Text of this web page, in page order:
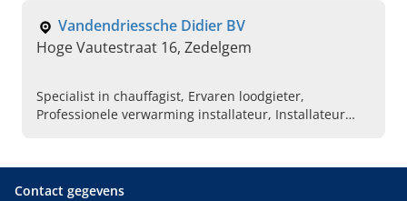
Vandendriessche Didier BV
Hoge Vautestraat 16, Zedelgem
Specialist in chauffagist, Ervaren loodgieter,
Professionele verwarming installateur, Installateur
ventilatiesystemen, Water ontharders, Onderhoud van
mazoutketels, Vloerverwarming specialist
Contact gegevens